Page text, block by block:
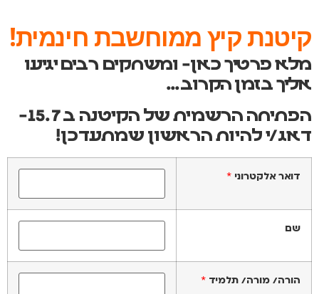
קיטנת קיץ ממוחשבת חינמית!
מלא פרטיך כאן- ומשחקים רבים יגיעו
אליך בזמן הקרוב…
הפתיחה הרשמית של הקיטנה ב 15.7-
דאג/י להיות הראשון שמתעדכן!
דואר אלקטרוני *
שם
הורה/ מורה/ תלמיד *